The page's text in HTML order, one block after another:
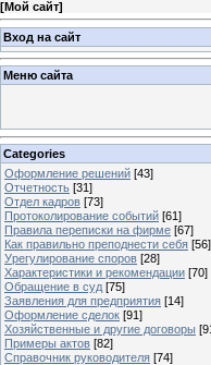
[Мой сайт]
Вход на сайт
Меню сайта
Categories
Оформление решений [43]
Отчетность [31]
Отдел кадров [73]
Протоколирование событий [61]
Правила переписки на фирме [67]
Как правильно преподнести себя [56]
Урегулирование споров [28]
Характеристики и рекомендации [70]
Обращение в суд [75]
Заявления для предприятия [14]
Оформление сделок [91]
Хозяйственные и другие договоры
Примеры актов [82]
Справочник руководителя [74]